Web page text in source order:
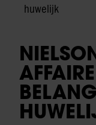
huwelijk